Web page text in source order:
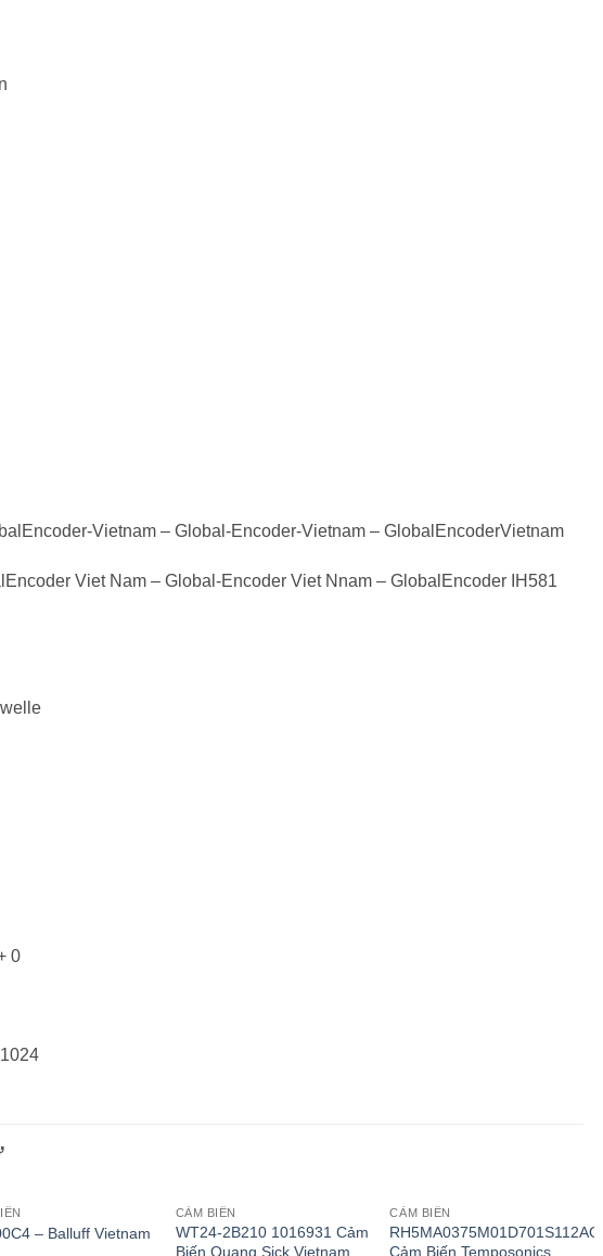
Vietnam – Global-Encoder-Vietnam – GlobalEncoderVietnam
Viet Nam – Global-Encoder Viet Nnam – GlobalEncoder IH581
0
– Balluff Vietnam
CẢM BIẾN
WT24-2B210 1016931 Cảm
Biến Quang Sick Vietnam
CẢM BIẾN
RH5MA0375M01D701S112AG8
Cảm Biến Temposonics